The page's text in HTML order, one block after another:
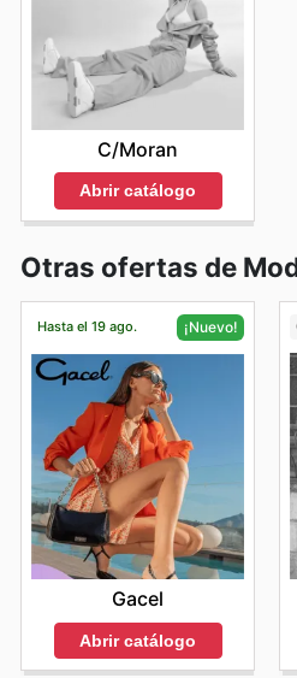
C/Moran
Abrir catálogo
Otras ofertas de
Hasta el 19 ago. ¡Nuevo!
Gacel
Abrir catálogo